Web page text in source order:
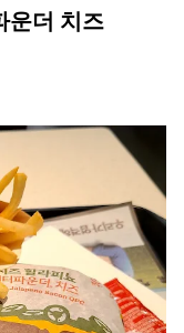
운더 치즈